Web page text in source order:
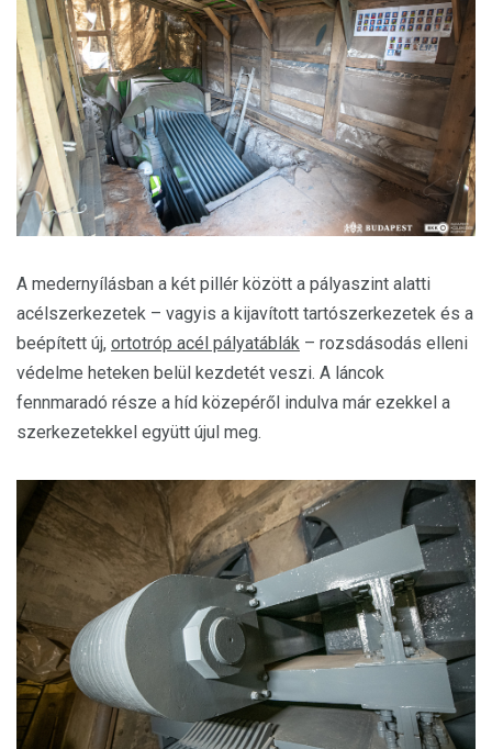
A medernyílásban a két pillér között a pályaszint alatti
acélszerkezetek – vagyis a kijavított tartószerkezetek és a
beépített új, ortotróp acél pályatáblák – rozsdásodás elleni
védelme heteken belül kezdetét veszi. A láncok
fennmaradó része a híd közepéről indulva már ezekkel a
szerkezetekkel együtt újul meg.